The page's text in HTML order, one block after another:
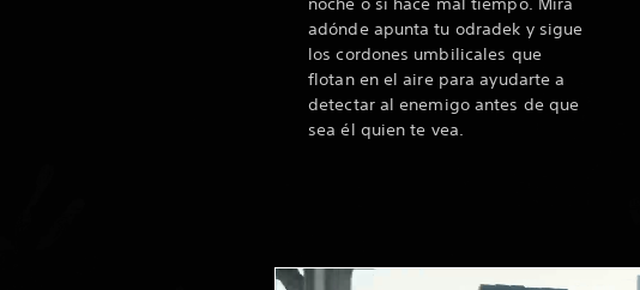
adónde apunta tu odradek y sigue
los cordones umbilicales que
flotan en el aire para ayudarte a
detectar al enemigo antes de que
sea él quien te vea.